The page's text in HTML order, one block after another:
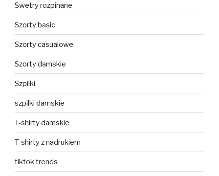
Swetry rozpinane
Szorty basic
Szorty casualowe
Szorty damskie
Szpilki
szpilki damskie
T-shirty damskie
T-shirty z nadrukiem
tiktok trends